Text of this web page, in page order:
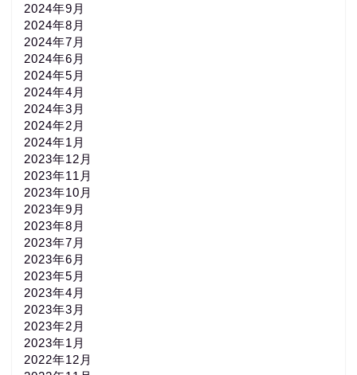
2024年9月
2024年8月
2024年7月
2024年6月
2024年5月
2024年4月
2024年3月
2024年2月
2024年1月
2023年12月
2023年11月
2023年10月
2023年9月
2023年8月
2023年7月
2023年6月
2023年5月
2023年4月
2023年3月
2023年2月
2023年1月
2022年12月